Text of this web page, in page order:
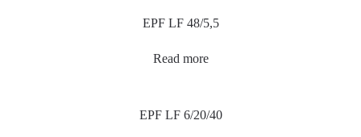
EPF LF 48/5,5
Read more
EPF LF 6/20/40